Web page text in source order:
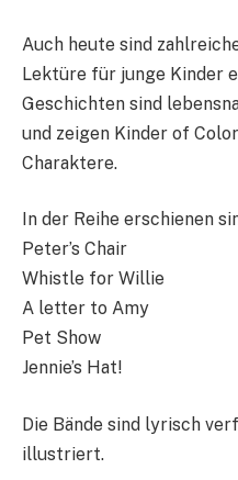
Auch heute sind
Lektüre für junge Kinder
Geschichten sind
und zeigen Kinder of
Charaktere.
In der Reihe erschienen
Peter’s Chair
Whistle for Willie
A letter to Amy
Pet Show
Jennie’s Hat!
Die Bände sind lyrisch
illustriert.